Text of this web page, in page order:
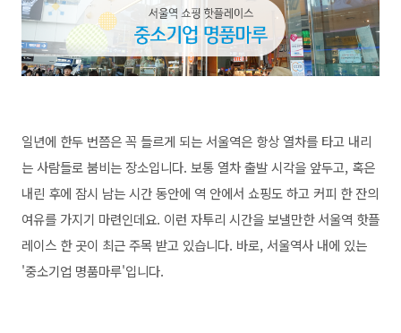
일년에 한두 번쯤은 꼭 들르게 되는 서울역은 항상 열차를 타고 내리
는 사람들로 붐비는 장소입니다. 보통 열차 출발 시각을 앞두고, 혹은
내린 후에 잠시 남는 시간 동안에 역 안에서 쇼핑도 하고 커피 한 잔의
여유를 가지기 마련인데요. 이런 자투리 시간을 보낼만한 서울역 핫플
레이스 한 곳이 최근 주목 받고 있습니다. 바로, 서울역사 내에 있는
'중소기업 명품마루'입니다.